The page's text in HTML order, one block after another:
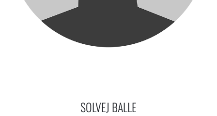
SOLVEJ BALLE